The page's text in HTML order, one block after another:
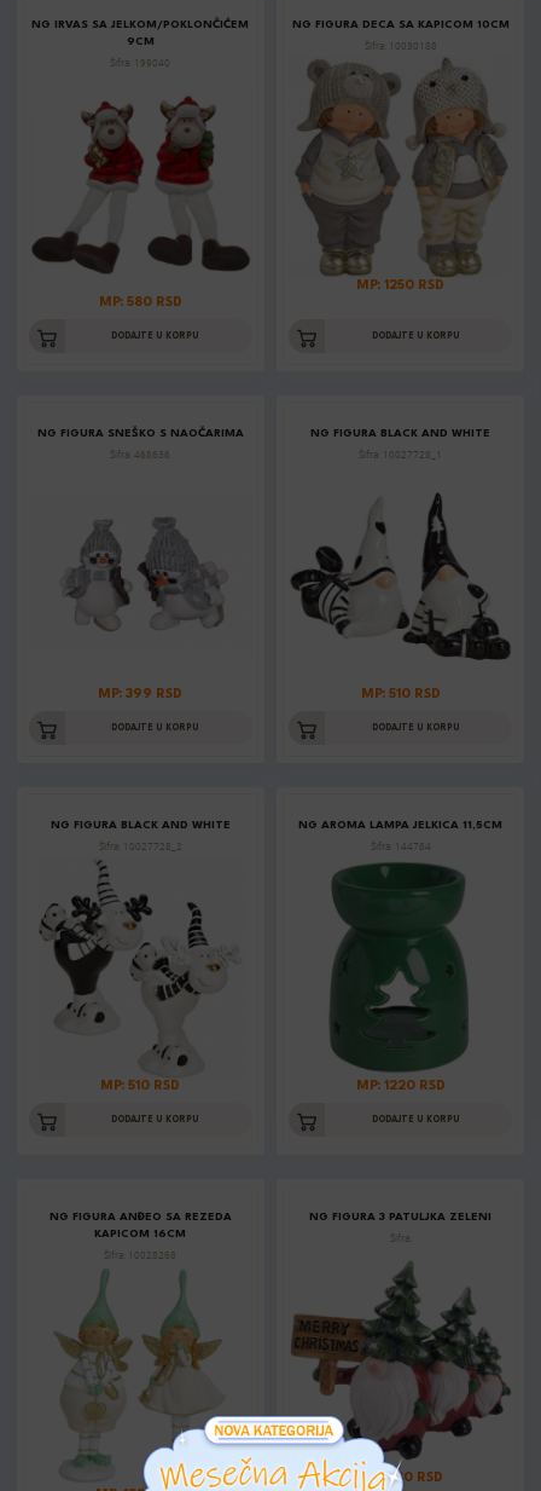
NG IRVAS SA JELKOM/POKLONČIĆEM
9CM
Šifra: 199040
MP: 580 RSD
DODAJTE U KORPU
NG FIGURA DECA SA KAPICOM 10CM
Šifra: 10030188
MP: 1250 RSD
DODAJTE U KORPU
NG FIGURA SNEŠKO S NAOČARIMA
Šifra: 468636
MP: 399 RSD
DODAJTE U KORPU
NG FIGURA BLACK AND WHITE
Šifra: 10027728_1
MP: 510 RSD
DODAJTE U KORPU
NG FIGURA BLACK AND WHITE
Šifra: 10027728_2
MP: 510 RSD
DODAJTE U KORPU
NG AROMA LAMPA JELKICA 11,5CM
Šifra: 144784
MP: 1220 RSD
DODAJTE U KORPU
NG FIGURA ANĐEO SA REZEDA
KAPICOM 16CM
Šifra: 10028268
NG FIGURA 3 PATULJKA ZELENI
Šifra:
MP: 880 RSD